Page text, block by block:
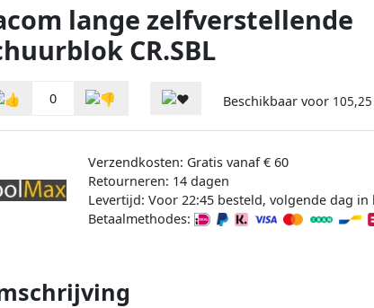
lange zelfverstellende
CR.SBL
0 Beschikbaar voor 105,25
Verzendkosten: Gratis vanaf € 60
Retourneren: 14 dagen
Levertijd: Voor 22:45 besteld, volgende dag in
Betaalmethodes: